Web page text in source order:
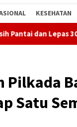
KESEHATAN
Tukik
Pilkada
Satu